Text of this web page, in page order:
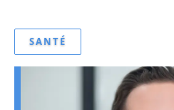
SANTÉ